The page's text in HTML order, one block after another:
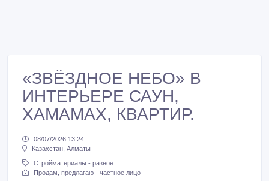
«ЗВЁЗДНОЕ НЕБО» В
ИНТЕРЬЕРЕ САУН,
ХАМАМАХ, КВАРТИР.
08/07/2026 13:24
Казахстан, Алматы
Стройматериалы - разное
Продам, предлагаю - частное лицо